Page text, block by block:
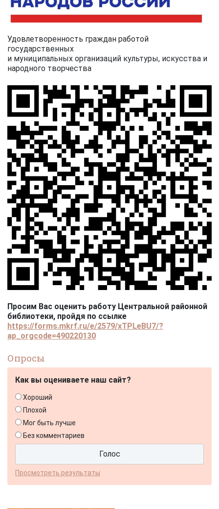
Удовлетворенность граждан работой
государственных
и муниципальных организаций культуры, искусства и
народного творчества
Просим Вас оценить работу Центральной районной
библиотеки, пройдя по ссылке
https://forms.mkrf.ru/e/2579/xTPLeBU7/?
ap_orgcode=490220130
Опросы
Как вы оцениваете наш сайт?
Хороший
Плохой
Мог быть лучше
Без комментариев
Просмотреть результаты